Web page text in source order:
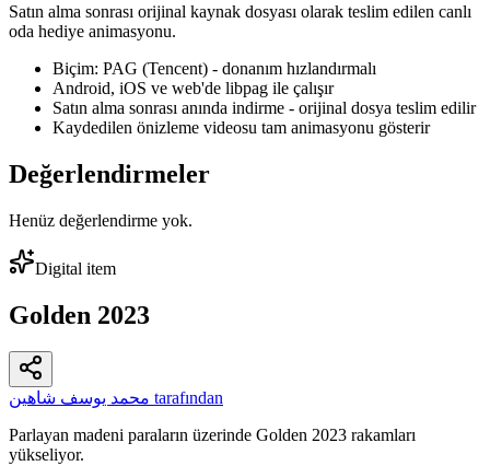
Satın alma sonrası orijinal kaynak dosyası olarak teslim edilen canlı
oda hediye animasyonu.
Biçim: PAG (Tencent) - donanım hızlandırmalı
Android, iOS ve web'de libpag ile çalışır
Satın alma sonrası anında indirme - orijinal dosya teslim edilir
Kaydedilen önizleme videosu tam animasyonu gösterir
Değerlendirmeler
Henüz değerlendirme yok.
Digital item
Golden 2023
محمد يوسف شاهين tarafından
Parlayan madeni paraların üzerinde Golden 2023 rakamları
yükseliyor.